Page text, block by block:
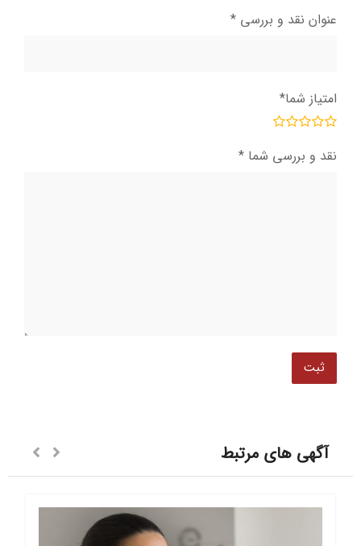
عنوان نقد و بررسی *
امتیاز شما*
نقد و بررسی شما *
آگهی های مرتبط